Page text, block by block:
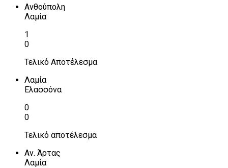
Ανθούπολη
Λαμία
1
0
Τελικό Αποτέλεσμα
Λαμία
Ελασσόνα
0
0
Τελικό αποτέλεσμα
Αν. Άρτας
Λαμία